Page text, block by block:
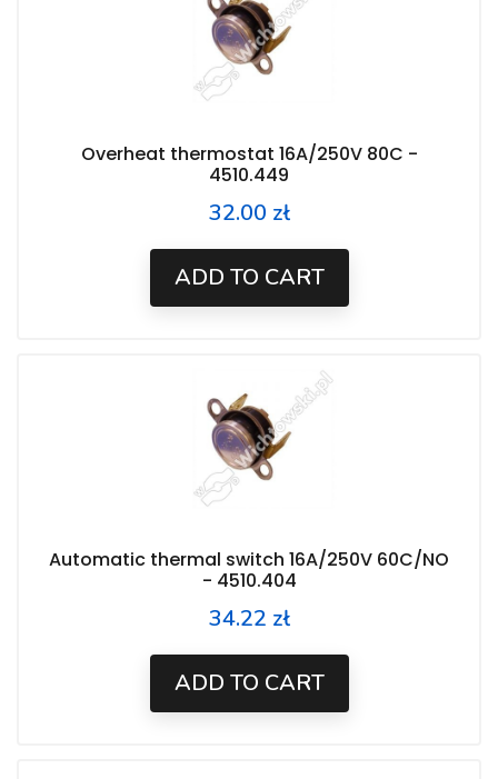
Overheat thermostat 16A/250V 80C -
4510.449
Price
32.00 zł
ADD TO CART
Automatic thermal switch 16A/250V 60C/NO
- 4510.404
Price
34.22 zł
ADD TO CART